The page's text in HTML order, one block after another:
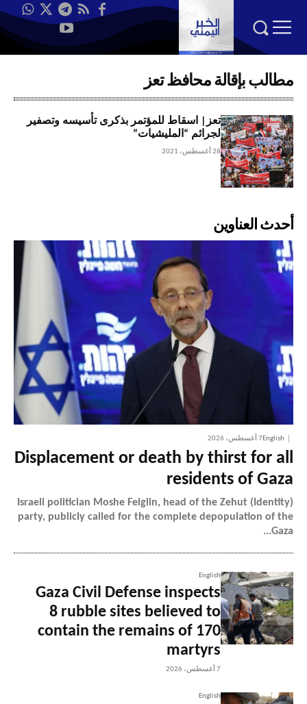
مطالب بإقالة محافظ تعز
تعز| اسقاط للمؤتمر بذكرى تأسيسه وتصفير
لجرائم “المليشيات”
28 أغسطس، 2021
أحدث العناوين
English7 أغسطس، 2026
Displacement or death by thirst for all
residents of Gaza
Israeli politician Moshe Feiglin, head of the Zehut (Identity)
party, publicly called for the complete depopulation of the
Gaza...
English
Gaza Civil Defense inspects
8 rubble sites believed to
contain the remains of 170
martyrs
7 أغسطس، 2026
English